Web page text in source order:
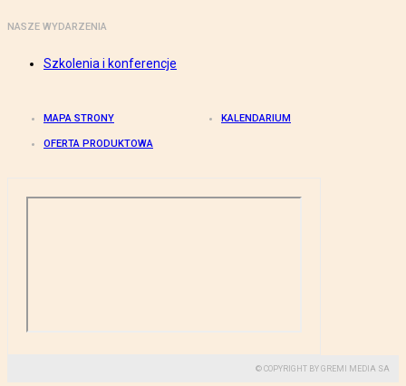
NASZE WYDARZENIA
Szkolenia i konferencje
MAPA STRONY KALENDARIUM
OFERTA PRODUKTOWA
© COPYRIGHT BY GREMI MEDIA SA